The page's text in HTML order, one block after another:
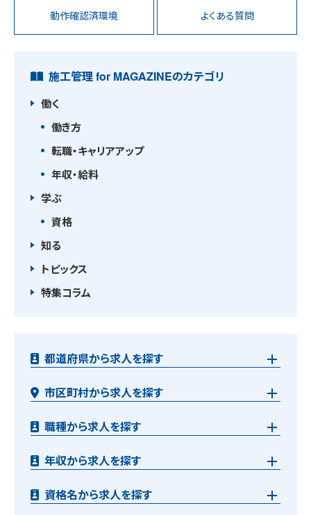
動作確認済環境 よくある質問
施工管理 for MAGAZINEのカテゴリ
働く
働き方
転職・キャリアアップ
年収・給料
学ぶ
資格
知る
トピックス
特集コラム
都道府県から求人を探す
市区町村から求人を探す
職種から求人を探す
年収から求人を探す
資格名から求人を探す